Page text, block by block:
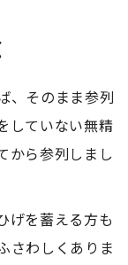
、そのまま参列
していない無精
から参列しまし
げを蓄える方も
さわしくありま